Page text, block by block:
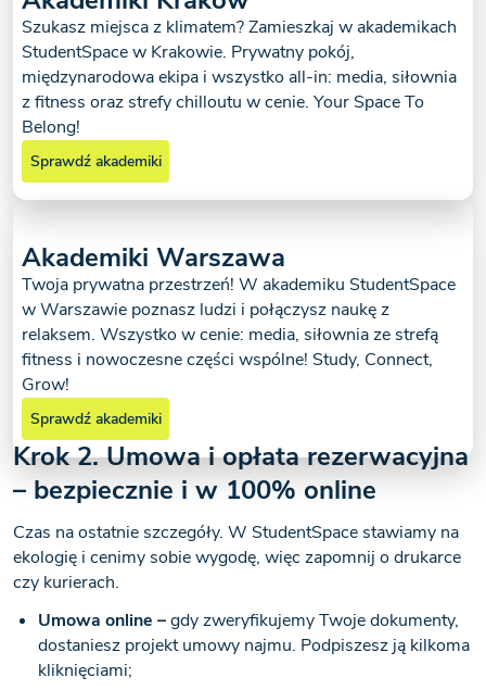
Szukasz miejsca z klimatem? Zamieszkaj w akademikach
StudentSpace w Krakowie. Prywatny pokój,
międzynarodowa ekipa i wszystko all-in: media, siłownia
z fitness oraz strefy chilloutu w cenie. Your Space To
Belong!
Sprawdź akademiki
Akademiki Warszawa
Twoja prywatna przestrzeń! W akademiku StudentSpace
w Warszawie poznasz ludzi i połączysz naukę z
relaksem. Wszystko w cenie: media, siłownia ze strefą
fitness i nowoczesne części wspólne! Study, Connect,
Grow!
Sprawdź akademiki
Krok 2. Umowa i opłata rezerwacyjna
– bezpiecznie i w 100% online
Czas na ostatnie szczegóły. W StudentSpace stawiamy na
ekologię i cenimy sobie wygodę, więc zapomnij o drukarce
czy kurierach.
Umowa online –gdy zweryfikujemy Twoje dokumenty,
dostaniesz projekt umowy najmu. Podpiszesz ją kilkoma
kliknięciami;